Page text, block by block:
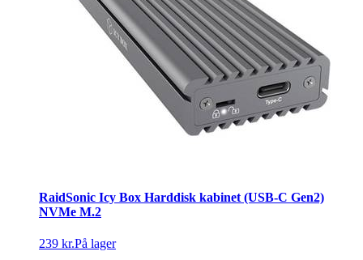
RaidSonic Icy Box Harddisk kabinet (USB-C Gen2)
NVMe M.2
239 kr.På lager